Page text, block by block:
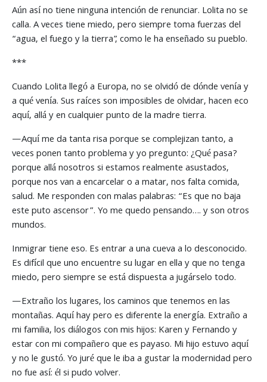
Aún así no tiene ninguna intención de renunciar. Lolita no se
calla. A veces tiene miedo, pero siempre toma fuerzas del
“agua, el fuego y la tierra”, como le ha enseñado su pueblo.
***
Cuando Lolita llegó a Europa, no se olvidó de dónde venía y
a qué venía. Sus raíces son imposibles de olvidar, hacen eco
aquí, allá y en cualquier punto de la madre tierra.
—Aquí me da tanta risa porque se complejizan tanto, a
veces ponen tanto problema y yo pregunto: ¿Qué pasa?
porque allá nosotros si estamos realmente asustados,
porque nos van a encarcelar o a matar, nos falta comida,
salud. Me responden con malas palabras: “Es que no baja
este puto ascensor”. Yo me quedo pensando…. y son otros
mundos.
Inmigrar tiene eso. Es entrar a una cueva a lo desconocido.
Es difícil que uno encuentre su lugar en ella y que no tenga
miedo, pero siempre se está dispuesta a jugárselo todo.
—Extraño los lugares, los caminos que tenemos en las
montañas. Aquí hay pero es diferente la energía. Extraño a
mi familia, los diálogos con mis hijos: Karen y Fernando y
estar con mi compañero que es payaso. Mi hijo estuvo aquí
y no le gustó. Yo juré que le iba a gustar la modernidad pero
no fue así: él si pudo volver.